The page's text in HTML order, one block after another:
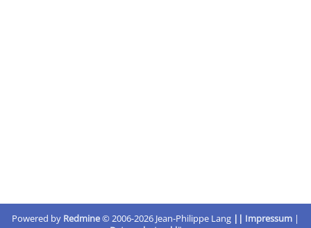
Powered by Redmine© 2006-2026 Jean-Philippe Lang || Impressum |